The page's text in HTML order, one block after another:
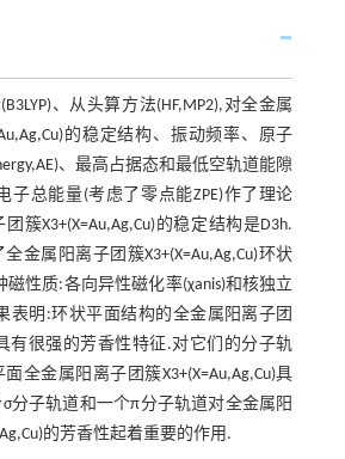
、从头算方法(HF,MP2),对全金属
的稳定结构、振动频率、原子
、最高占据态和最低空轨道能隙
子总能量(考虑了零点能ZPE)作了理论
簇X3+(X=Au,Ag,Cu)的稳定结构是D3h.
金属阳离子团簇X3+(X=Au,Ag,Cu)环状
磁性质:各向异性磁化率(χanis)和核独立
表明:环状平面结构的全金属阳离子团
具有很强的芳香性特征.对它们的分子轨
全金属阳离子团簇X3+(X=Au,Ag,Cu)具
分子轨道和一个π分子轨道对全金属阳
的芳香性起着重要的作用.